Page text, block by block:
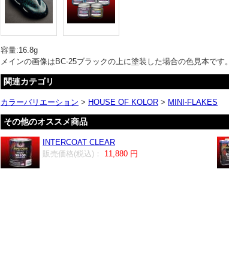
容量:16.8g
メインの画像はBC-25ブラックの上に塗装した場合の色見本です。
関連カテゴリ
カラーバリエーション > HOUSE OF KOLOR > MINI-FLAKES
その他のオススメ商品
INTERCOAT CLEAR
販売価格(税込)：
11,880 円